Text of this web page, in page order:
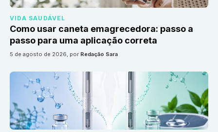
VIDA SAUDÁVEL
Como usar caneta emagrecedora: passo a
passo para uma aplicação correta
5 de agosto de 2026, por Redação Sara